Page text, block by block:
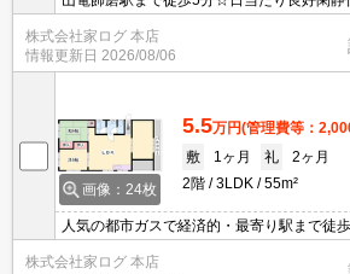
株式会社家ログ 本店
情報更新日 2026/08/06
画像：24枚
5.5万円(管理費等：
敷
1ヶ月 礼
2ヶ月
2階
3LDK 55m²
人気の都市ガスで経済的・最寄り駅まで徒歩
株式会社家ログ 本店